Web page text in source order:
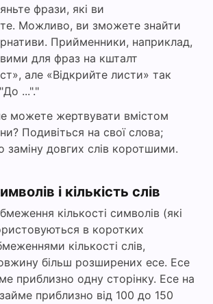
фрази, які ви
Можливо, ви зможете знайти
Прийменники, наприклад,
для фраз на кшталт
але «Відкрийте листи» так
..."."
можете жертвувати вмістом
Подивіться на свої слова;
заміну довгих слів коротшими.
і кількість слів
кількості символів (які
в коротких
кількості слів,
більш розширених есе. Есе
приблизно одну сторінку. Есе на
приблизно від 100 до 150